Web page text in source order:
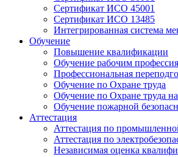
Сертификат ИСО 45001
Сертификат ИСО 13485
Интегрированная система
Обучение
Повышение квалификации
Обучение рабочим
Профессиональная
Обучение по Охране труда
Обучение по Охране труда
Обучение пожарной
Аттестация
Аттестация по
Аттестация по
Независимая оценка